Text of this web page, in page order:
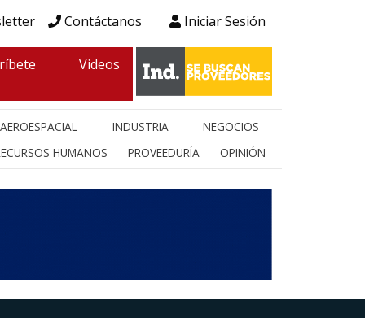
Contáctanos Iniciar Sesión
Videos
AEROESPACIAL INDUSTRIA
NEGOCIOS
HUMANOS
PROVEEDURÍA OPINIÓN